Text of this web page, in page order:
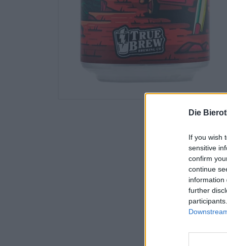
Die
If you wish
sensitive
confirm
continue
information
further